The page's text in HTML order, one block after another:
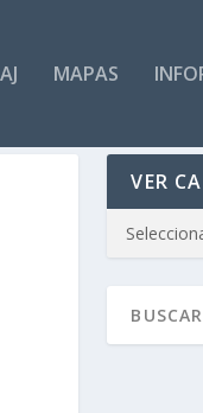
MAPAS
VER